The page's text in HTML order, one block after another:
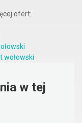
ofert:
wołowski
w tej